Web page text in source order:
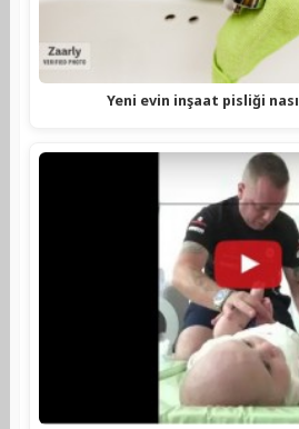
Yeni evin inşaat pisliği